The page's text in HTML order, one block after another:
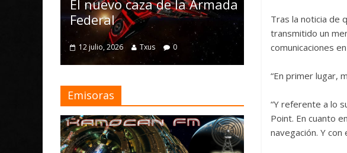
Tras la noticia de
transmitido un
comunicaciones
“En primer lugar,
“Y referente a lo
Point. En cuanto
navegación. Y
nuevo caza de la Armada
Txus 0
mejoras
4 julio, 2026 0
Emisoras